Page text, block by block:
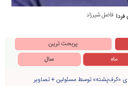
فاضل شیرزاد
پربحث ترین
ماه سال
«کرف‌پشته» توسط مسئولین + تصاویر